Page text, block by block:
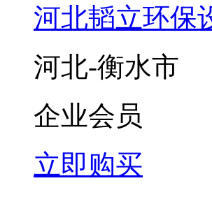
河北韬立环保
河北-衡水市
企业会员
立即购买